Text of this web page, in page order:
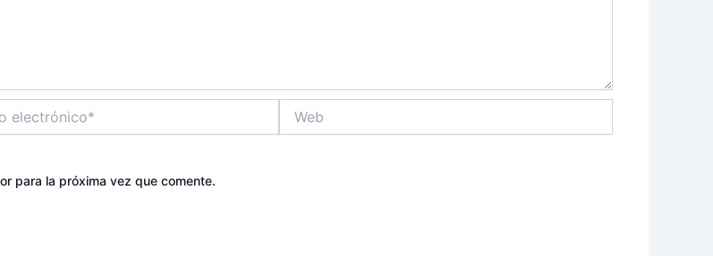
para la próxima vez que comente.